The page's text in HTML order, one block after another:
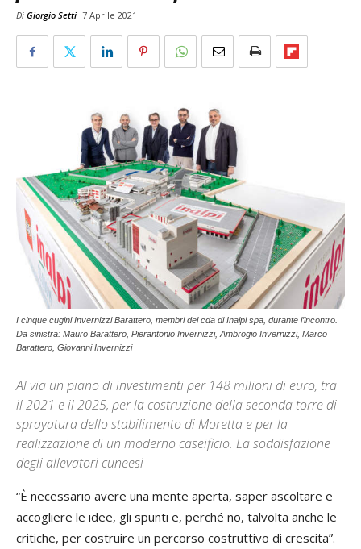
Di Giorgio Setti 7 Aprile 2021
I cinque cugini Invernizzi Barattero, membri del cda di Inalpi spa, durante l’incontro.
Da sinistra: Mauro Barattero, Pierantonio Invernizzi, Ambrogio Invernizzi, Marco
Barattero, Giovanni Invernizzi
Al via un piano di investimenti per 148 milioni di euro, tra
il 2021 e il 2025, per la costruzione della seconda torre di
sprayatura dello stabilimento di Moretta e per la
realizzazione di un moderno caseificio. La soddisfazione
degli allevatori cuneesi
“È necessario avere una mente aperta, saper ascoltare e
accogliere le idee, gli spunti e, perché no, talvolta anche le
critiche, per costruire un percorso costruttivo di crescita”.